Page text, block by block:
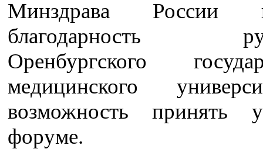
Минздрава России
благодарность
Оренбургского
медицинского
возможность принять
форуме.